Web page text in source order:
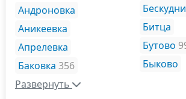
Андроновка
Аникеевка
Апрелевка
Баковка 356
Битца
Бутово
Быково
Развернуть